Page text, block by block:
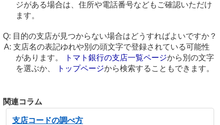
ジがある場合は、住所や電話番号などもご確認いただけ
ます。
目的の支店が見つからない場合はどうすればよいですか？
支店名の表記ゆれや別の頭文字で登録されている可能性
があります。
トマト銀行の支店一覧ページから別の文字
を選ぶか、
トップページから検索することもできます。
関連コラム
支店コードの調べ方